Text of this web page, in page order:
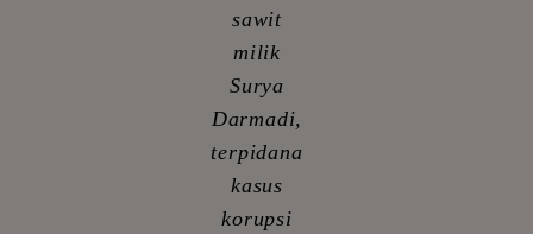
sawit
milik
Surya
Darmadi,
terpidana
kasus
korupsi